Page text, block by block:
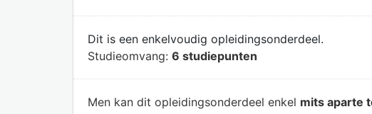
Dit is een enkelvoudig opleidingsonderdeel.
Studieomvang: 6 studiepunten
Men kan dit opleidingsonderdeel enkel mits aparte